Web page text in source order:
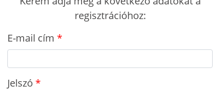
regisztrációhoz:
E-mail cím
Jelszó